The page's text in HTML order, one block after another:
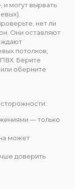
и могут вырвать
нет ли
Они оставляют
потолков,
ПВХ. Берите
оберните
— только
может
доверить